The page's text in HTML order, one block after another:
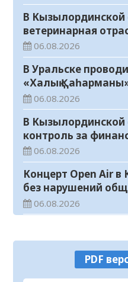
В Кызылординской
ветеринарная
06.08.2026
В Уральске
«Халық
Гапича
06.08.2026
В Кызылординской
контроль за
06.08.2026
Концерт Open Air
без нарушений
06.08.2026
конкурс
ценностях и
06.08.2026
Соблюдение
PDF